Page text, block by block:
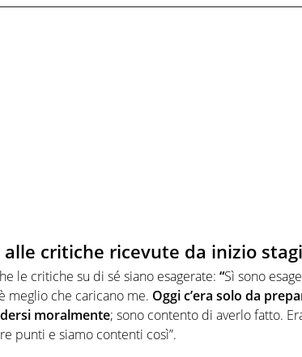
critiche ricevute da inizio
le critiche su di sé siano esagerate: “Sì sono
meglio che caricano me. Oggi c’era solo da
moralmente; sono contento di averlo fatto.
punti e siamo contenti così”.